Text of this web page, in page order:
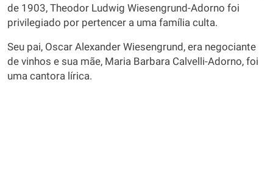
de 1903, Theodor Ludwig Wiesengrund-Adorno foi
privilegiado por pertencer a uma família culta.
Seu pai, Oscar Alexander Wiesengrund, era negociante
de vinhos e sua mãe, Maria Barbara Calvelli-Adorno, foi
uma cantora lírica.